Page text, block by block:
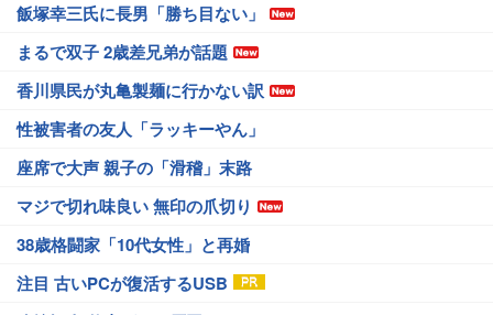
飯塚幸三氏に長男「勝ち目ない」
まるで双子 2歳差兄弟が話題
香川県民が丸亀製麺に行かない訳
性被害者の友人「ラッキーやん」
座席で大声 親子の「滑稽」末路
マジで切れ味良い 無印の爪切り
38歳格闘家「10代女性」と再婚
注目 古いPCが復活するUSB